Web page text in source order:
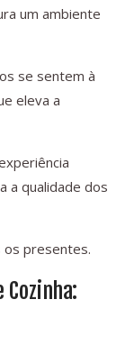
um ambiente
se sentem à
eleva a
a qualidade dos
os presentes.